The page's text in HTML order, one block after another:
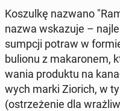
Ko­szul­kę nazwano
nazwa wska­zu­je –
sump­cji potraw w
bulionu z ma­ka­ro­nem,
wa­nia pro­duk­tu na
wych marki Ziorich, w
(ostrze­że­nie dla